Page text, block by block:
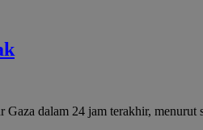
dalam 24 jam terakhir,